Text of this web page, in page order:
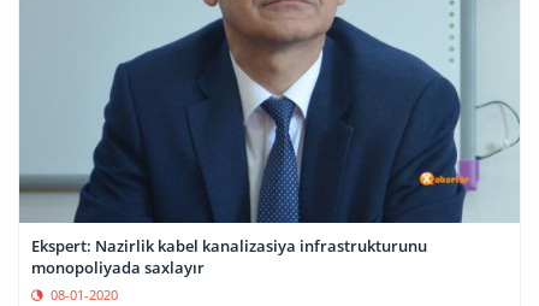
Ekspert: Nazirlik kabel kanalizasiya infrastrukturunu
monopoliyada saxlayır
08-01-2020